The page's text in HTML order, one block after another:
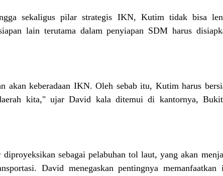
sekaligus pilar strategis IKN, Kutim tidak bisa
lain terutama dalam penyiapan SDM harus
akan keberadaan IKN. Oleh sebab itu, Kutim harus
kita," ujar David kala ditemui di kantornya,
sebagai pelabuhan tol laut, yang akan
David menegaskan pentingnya